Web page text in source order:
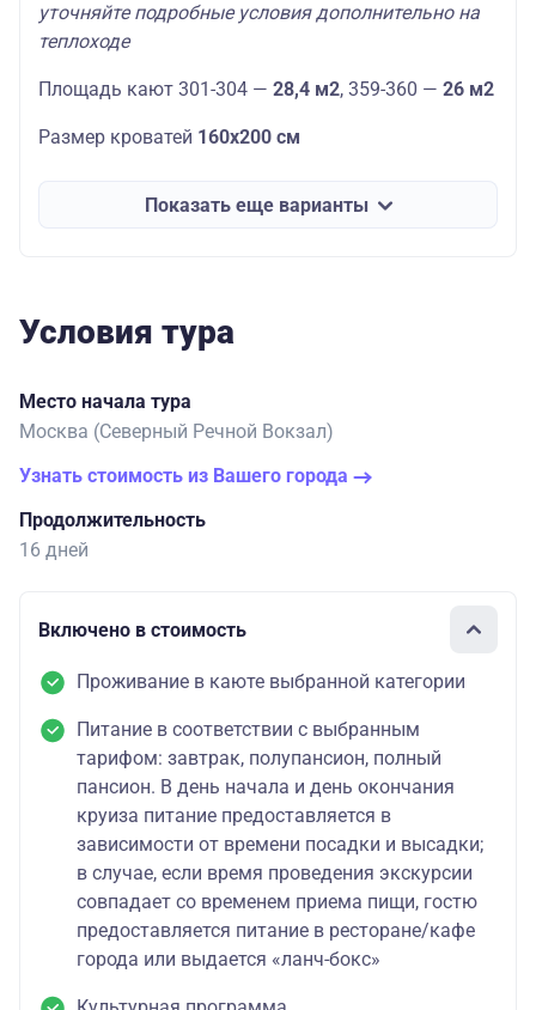
уточняйте подробные условия дополнительно на
теплоходе
Площадь кают 301-304 — 28,4 м2, 359-360 — 26 м2
Размер кроватей 160х200 см
Показать еще варианты
Условия тура
Место начала тура
Москва (Северный Речной Вокзал)
Узнать стоимость из Вашего города
Продолжительность
16 дней
Включено в стоимость
Проживание в каюте выбранной категории
Питание в соответствии с выбранным
тарифом: завтрак, полупансион, полный
пансион. В день начала и день окончания
круиза питание предоставляется в
зависимости от времени посадки и высадки;
в случае, если время проведения экскурсии
совпадает со временем приема пищи, гостю
предоставляется питание в ресторане/кафе
города или выдается «ланч-бокс»